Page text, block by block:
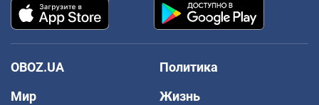
OBOZ.UA
Политика
Мир
Жизнь